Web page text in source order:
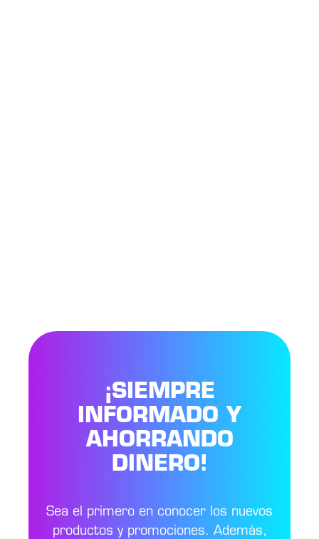
¡SIEMPRE
INFORMADO Y
AHORRANDO
DINERO!
Sea el primero en conocer los nuevos
productos y promociones. Además,